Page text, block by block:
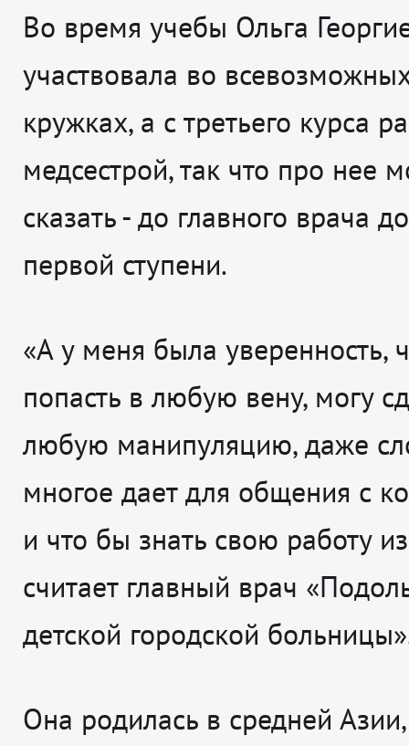
Во время учебы Ольга
участвовала во
кружках, а с третьего курса
медсестрой, так что про нее
сказать - до главного врача
первой ступени.
«А у меня была уверенность,
попасть в любую вену, могу
любую манипуляцию, даже
многое дает для общения с
и что бы знать свою работу
считает главный врач
детской городской
Она родилась в средней